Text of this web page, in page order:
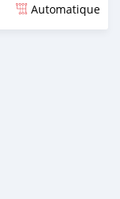
Automatique